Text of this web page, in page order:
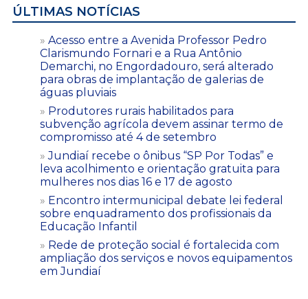
ÚLTIMAS NOTÍCIAS
Acesso entre a Avenida Professor Pedro
Clarismundo Fornari e a Rua Antônio
Demarchi, no Engordadouro, será alterado
para obras de implantação de galerias de
águas pluviais
Produtores rurais habilitados para
subvenção agrícola devem assinar termo de
compromisso até 4 de setembro
Jundiaí recebe o ônibus “SP Por Todas” e
leva acolhimento e orientação gratuita para
mulheres nos dias 16 e 17 de agosto
Encontro intermunicipal debate lei federal
sobre enquadramento dos profissionais da
Educação Infantil
Rede de proteção social é fortalecida com
ampliação dos serviços e novos equipamentos
em Jundiaí